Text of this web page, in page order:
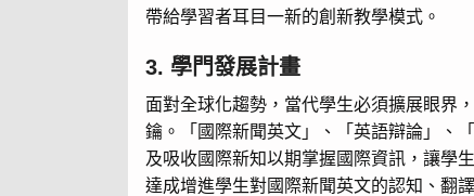
帶給學習者耳目一新的創新教學模式。
3. 學門發展計畫
面對全球化趨勢，當代學生必須擴展眼界
鑰。「國際新聞英文」、「英語辯論」、
及吸收國際新知以期掌握國際資訊，讓學
達成增進學生對國際新聞英文的認知、翻